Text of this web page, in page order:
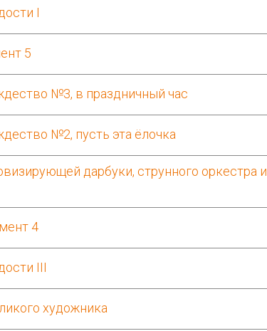
I
5
№3, в праздничный час
№2, пусть эта ёлочка
дарбуки, струнного оркестра и
4
III
художника